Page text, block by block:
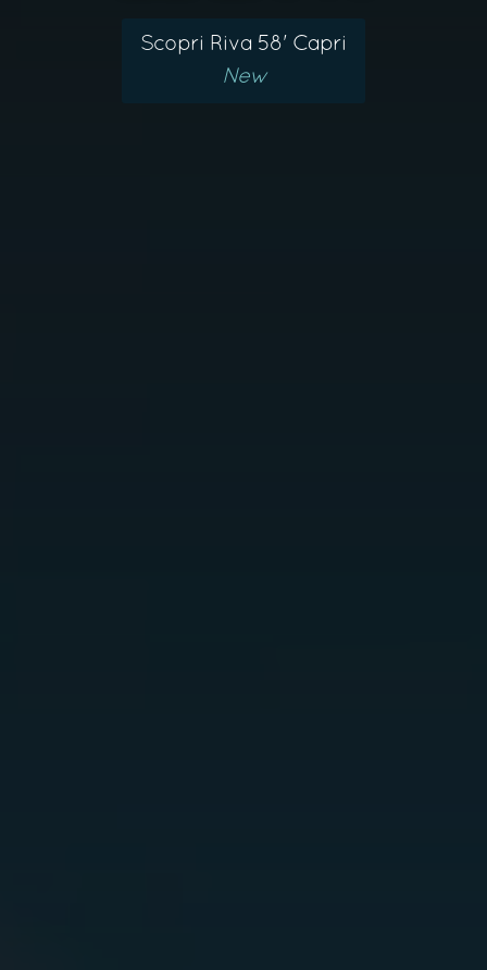
Scopri Riva 58' Capri
New